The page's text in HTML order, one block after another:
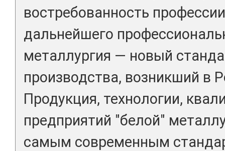
востребованность
дальнейшего
металлургия — новый
производства, возникший в
Продукция, технологии,
предприятий "белой"
самым современным